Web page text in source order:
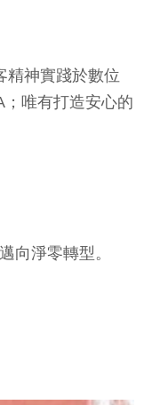
精神實踐於數位
唯有打造安心的
向淨零轉型。